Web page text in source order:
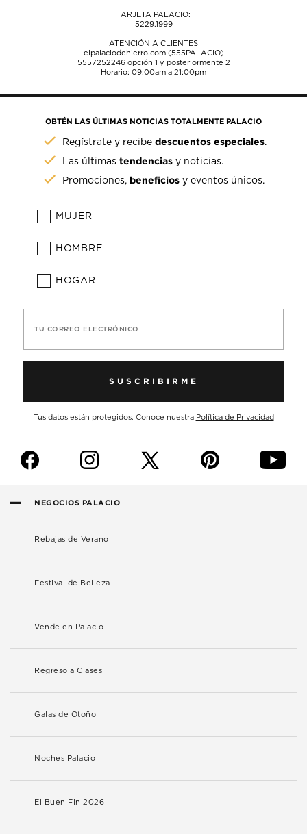
TARJETA PALACIO:
5229.1999
ATENCIÓN A CLIENTES
elpalaciodehierro.com (555PALACIO)
5557252246opción 1 y posteriormente 2
Horario: 09:00am a 21:00pm
OBTÉN LAS ÚLTIMAS NOTICIAS TOTALMENTE PALACIO
Regístrate y recibedescuentos especiales.
Las últimastendencias y noticias.
Promociones, beneficios y eventos únicos.
MUJER
HOMBRE
HOGAR
TU CORREO ELECTRÓNICO
SUSCRIBIRME
Tus datos están protegidos. Conoce nuestra Política de Privacidad
f i p y
NEGOCIOS PALACIO
Rebajas de Verano
Festival de Belleza
Vende en Palacio
Regreso a Clases
Galas de Otoño
Noches Palacio
El Buen Fin 2026